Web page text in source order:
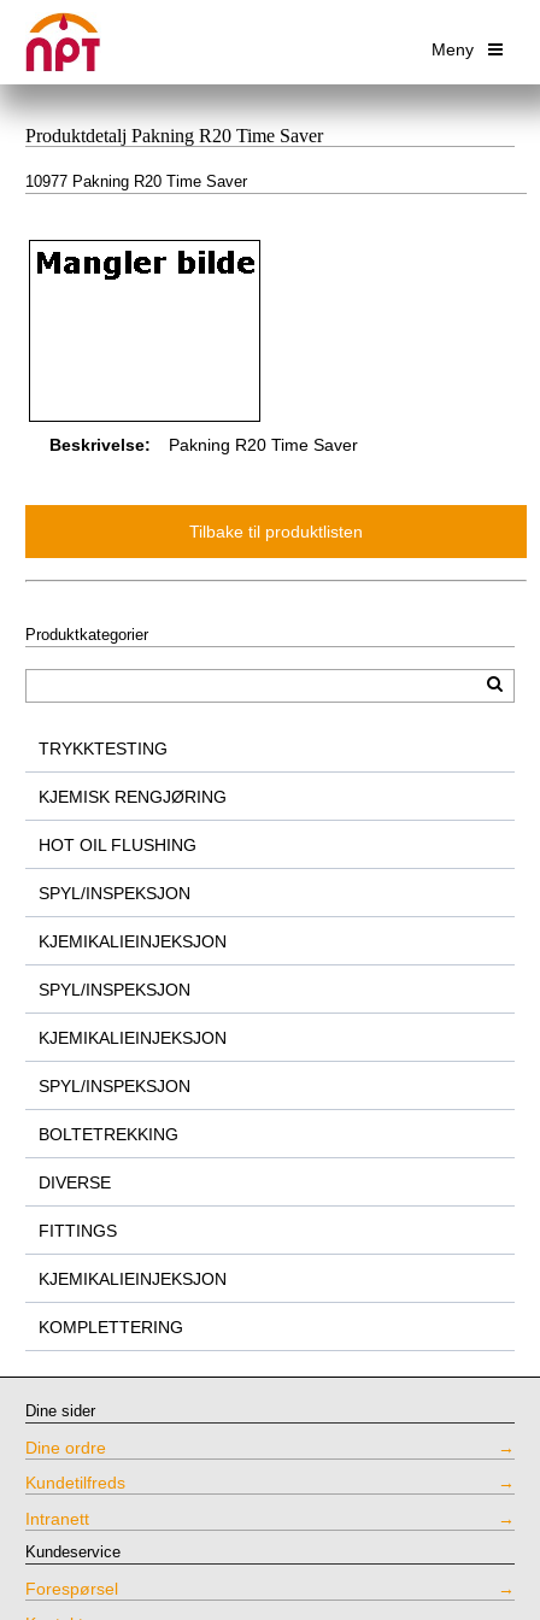
Meny
Produktdetalj Pakning R20 Time Saver
10977 Pakning R20 Time Saver
Beskrivelse: Pakning R20 Time Saver
Produktkategorier
TRYKKTESTING
KJEMISK RENGJØRING
HOT OIL FLUSHING
SPYL/INSPEKSJON
KJEMIKALIEINJEKSJON
SPYL/INSPEKSJON
KJEMIKALIEINJEKSJON
SPYL/INSPEKSJON
BOLTETREKKING
DIVERSE
FITTINGS
KJEMIKALIEINJEKSJON
KOMPLETTERING
Dine sider
Dine ordre
Kundetilfreds
Intranett
Kundeservice
Forespørsel